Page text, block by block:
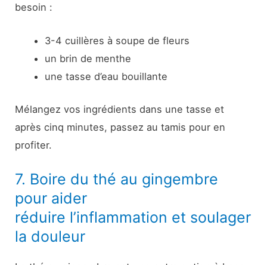
besoin :
3-4 cuillères à soupe de fleurs
un brin de menthe
une tasse d’eau bouillante
Mélangez vos ingrédients dans une tasse et
après cinq minutes, passez au tamis pour en
profiter.
7. Boire du thé au gingembre
pour aider
réduire l’inflammation et soulager
la douleur